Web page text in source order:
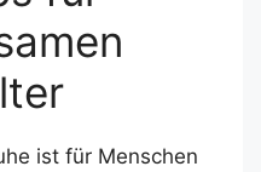
ist für Menschen